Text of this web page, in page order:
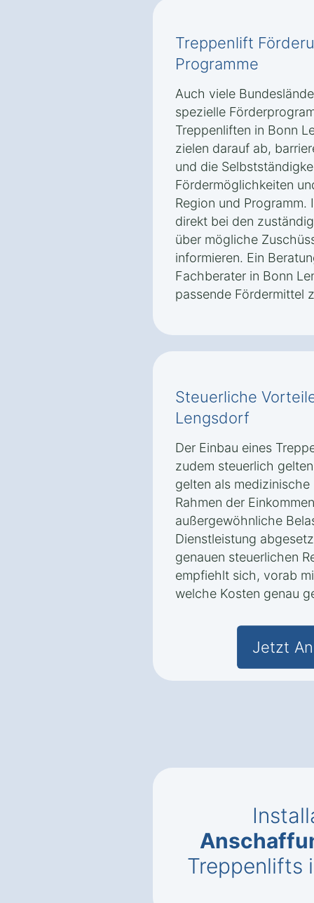
Treppenlift
Programme
Auch viele
spezielle
Treppenliften in Bonn
zielen darauf ab,
und die
Fördermöglichkeiten
Region und
direkt bei den
über mögliche
informieren. Ein
Fachberater in Bonn
passende Fördermittel
Steuerliche
Lengsdorf
Der Einbau eines
zudem steuerlich
gelten als
Rahmen der
außergewöhnliche
Dienstleistung
genauen steuerlichen
empfiehlt sich, vorab
welche Kosten genau
Jetzt
Treppenlifts